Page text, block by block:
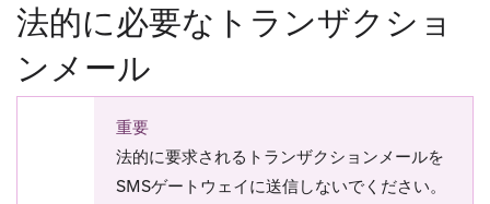
法的に必要なトランザクショ
ンメール
重要
法的に要求されるトランザクションメールを
SMSゲートウェイに送信しないでください。